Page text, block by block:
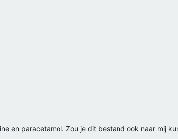
en paracetamol. Zou je dit bestand ook naar mij